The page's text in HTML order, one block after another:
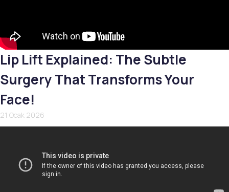
Lip Lift Explained: The Subtle
Surgery That Transforms Your
Face!
21 Ocak 2026